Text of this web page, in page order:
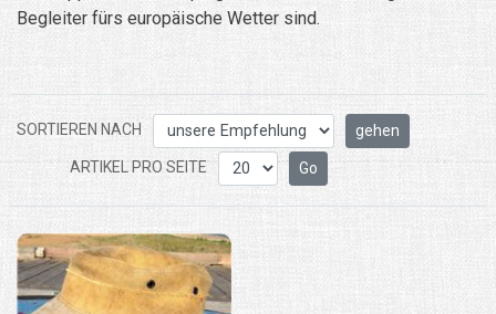
Begleiter fürs europäische Wetter sind.
SORTIEREN NACH
ARTIKEL PRO SEITE